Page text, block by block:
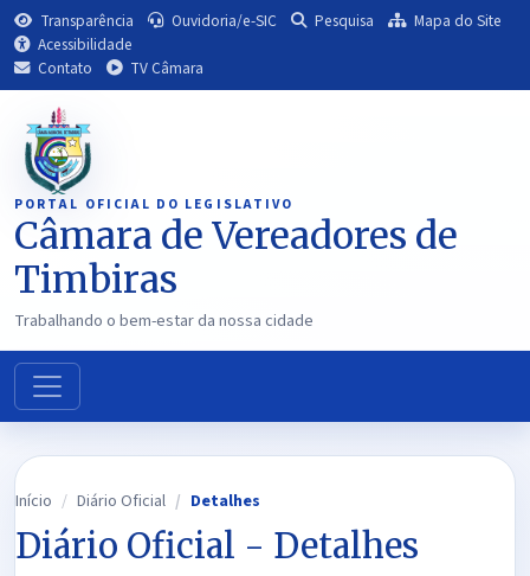
Transparência Ouvidoria/e-SIC Pesquisa
Mapa do Site
Acessibilidade
Contato
TV Câmara
PORTAL OFICIAL DO LEGISLATIVO
Câmara de Vereadores de
Timbiras
Trabalhando o bem-estar da nossa cidade
Início Diário Oficial Detalhes
Diário Oficial - Detalhes